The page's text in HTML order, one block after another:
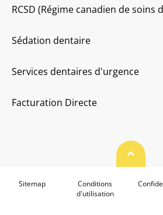
RCSD (Régime canadien de soins
Sédation dentaire
Services dentaires d'urgence
Facturation Directe
Haut
Sitemap
Conditions
d'utilisation